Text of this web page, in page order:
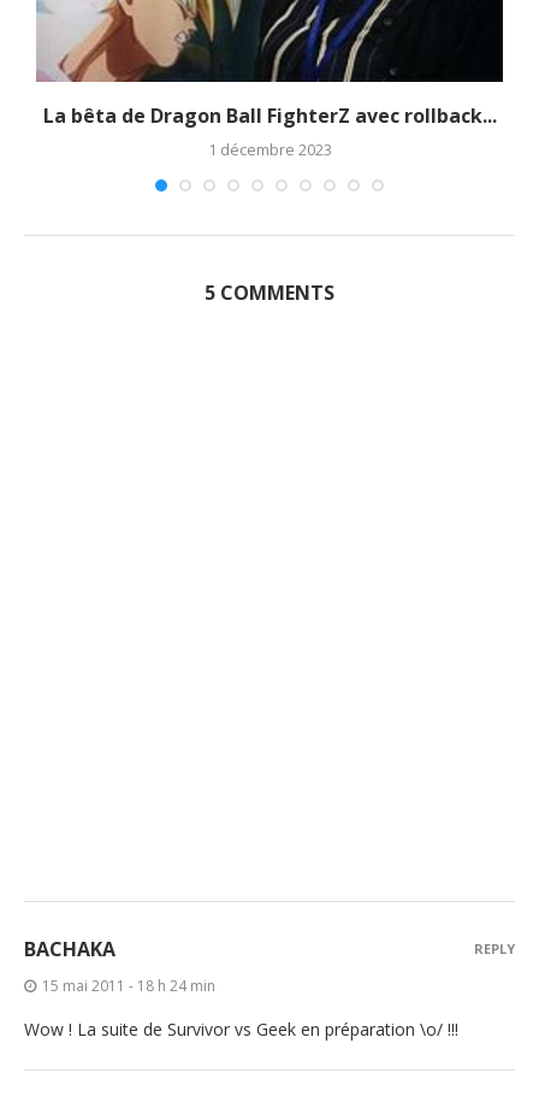
La bêta de Dragon Ball FighterZ avec rollback...
1 décembre 2023
5 COMMENTS
BACHAKA
15 mai 2011 - 18 h 24 min
Wow ! La suite de Survivor vs Geek en préparation \o/ !!!
REPLY